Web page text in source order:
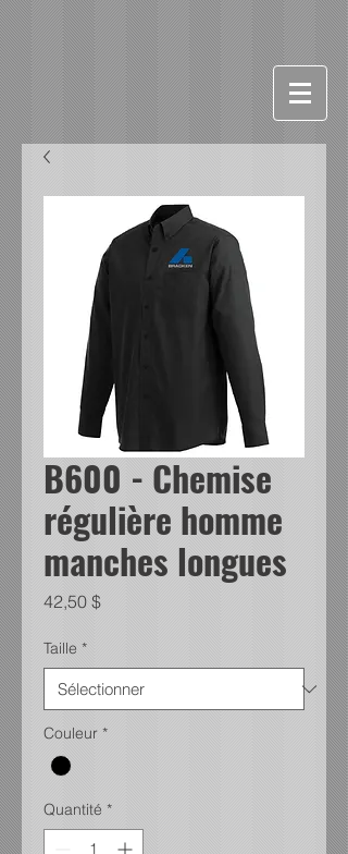
B600 - Chemise
régulière homme
manches longues
42,50 $Prix
Taille *
Couleur *
Quantité *